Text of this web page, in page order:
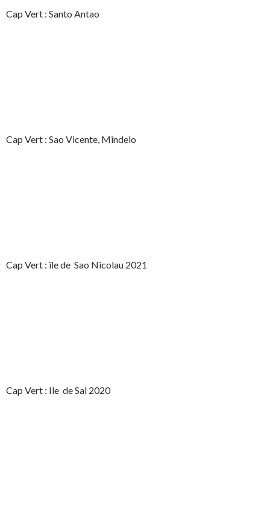
Cap Vert : Santo Antao
Cap Vert : Sao Vicente, Mindelo
Cap Vert : île de Sao Nicolau 2021
Cap Vert : Ile de Sal 2020